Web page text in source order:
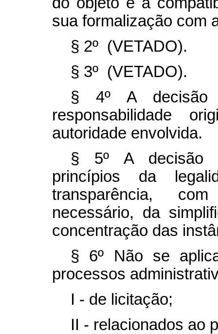
sua formalização com
§ 2º (VETADO).
§ 3º (VETADO).
§ 4º A decisão
responsabilidade
autoridade envolvida.
§ 5º A decisão
princípios da
transparência,
necessário, da
concentração das
§ 6º Não se
processos
I - de licitação;
II - relacionados ao